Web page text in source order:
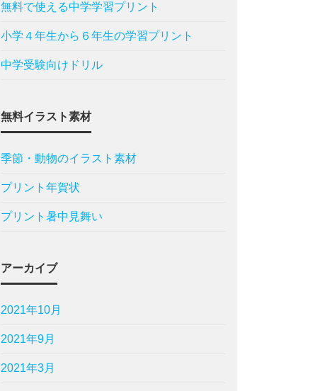
無料で使える中学学習プリント
小学４年生から６年生の学習プリント
中学受験向けドリル
無料イラスト素材
季節・動物のイラスト素材
プリント年賀状
プリント暑中見舞い
アーカイブ
2021年10月
2021年9月
2021年3月